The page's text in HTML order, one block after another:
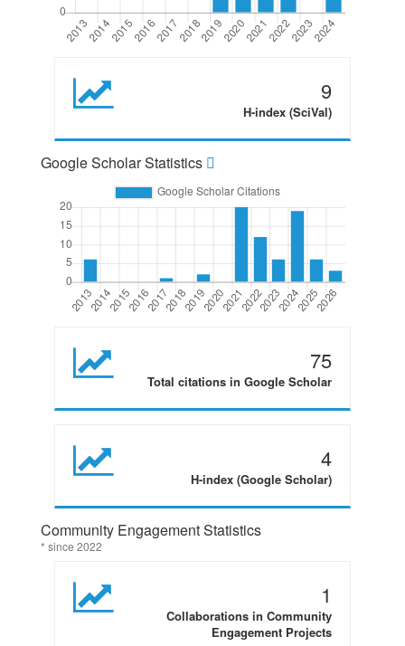
9
H-index (SciVal)
Google Scholar Statistics
75
Total citations in Google Scholar
4
H-index (Google Scholar)
Community Engagement Statistics
* since 2022
1
Collaborations in Community
Engagement Projects